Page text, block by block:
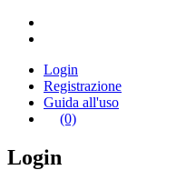
Login
Registrazione
Guida all'uso
(0)
Login